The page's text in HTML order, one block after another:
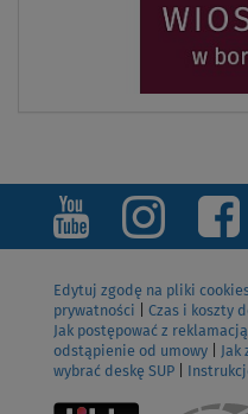
Edytuj zgodę na pliki
prywatności
Czas i koszty
Jak postępować z
odstąpienie od umowy
wybrać deskę SUP